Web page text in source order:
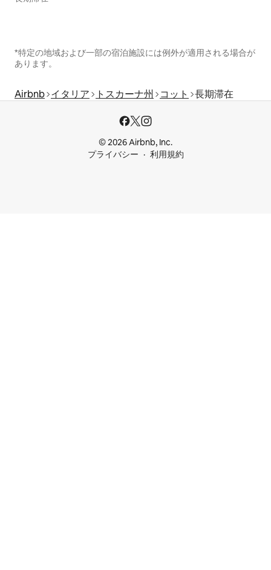
*特定の地域および一部の宿泊施設には例外が適用される場合が
あります。
Airbnb イタリア トスカーナ州 コット 長期滞在
© 2026 Airbnb, Inc.
プライバシー
利用規約